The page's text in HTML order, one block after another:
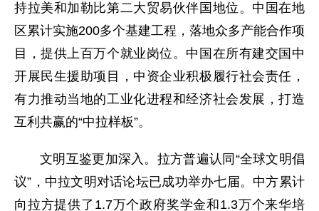
持拉美和加勒比第二大贸易伙伴国地位。中国在地
区累计实施200多个基建工程，落地众多产能合作项
目，提供上百万个就业岗位。中国在所有建交国中
开展民生援助项目，中资企业积极履行社会责任，
有力推动当地的工业化进程和经济社会发展，打造
互利共赢的“中拉样板”。
文明互鉴更加深入。拉方普遍认同“全球文明倡
议”，中拉文明对话论坛已成功举办七届。中方累计
向拉方提供了1.7万个政府奖学金和1.3万个来华培